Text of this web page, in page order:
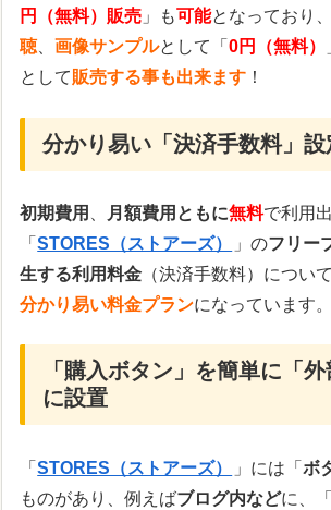
円（無料）販売 」も可能となっており
聴、画像サンプルとして「0円（無料）
として販売する事も出来ます ！
分かり易い「決済手数料」設
初期費用 月額費用ともに無料で利用
「STORES（ストアーズ） 」のフリー
生する利用料金 （決済手数料）につい
分かり易い料金プランになっています。
「購入ボタン」を簡単に「外
に設置
「STORES（ストアーズ） 」には「ボ
ものがあり、例えばブログ内などに、「